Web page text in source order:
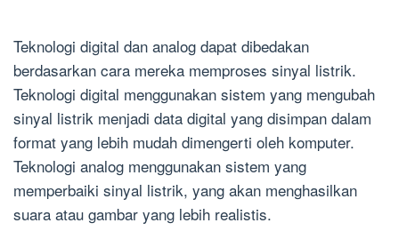
Teknologi digital dan analog dapat dibedakan
berdasarkan cara mereka memproses sinyal listrik.
Teknologi digital menggunakan sistem yang mengubah
sinyal listrik menjadi data digital yang disimpan dalam
format yang lebih mudah dimengerti oleh komputer.
Teknologi analog menggunakan sistem yang
memperbaiki sinyal listrik, yang akan menghasilkan
suara atau gambar yang lebih realistis.